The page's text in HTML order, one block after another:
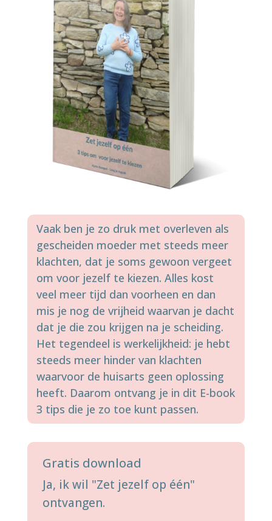
Vaak ben je zo druk met overleven als
gescheiden moeder met steeds meer
klachten, dat je soms gewoon vergeet
om voor jezelf te kiezen. Alles kost
veel meer tijd dan voorheen en dan
mis je nog de vrijheid waarvan je dacht
dat je die zou krijgen na je scheiding.
Het tegendeel is werkelijkheid: je hebt
steeds meer hinder van klachten
waarvoor de huisarts geen oplossing
heeft. Daarom ontvang je in dit E-book
3 tips die je zo toe kunt passen.
Gratis download
Ja, ik wil "Zet jezelf op één"
ontvangen.